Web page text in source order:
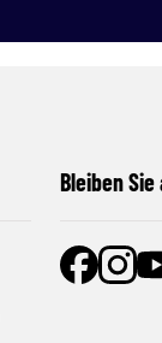
Bleiben